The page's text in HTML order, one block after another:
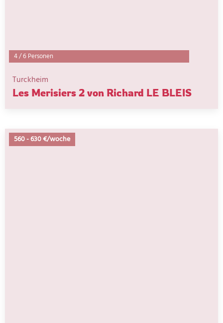
4/6 Personen
Turckheim
Les Merisiers 2 von Richard LE BLEIS
560-630 €/woche